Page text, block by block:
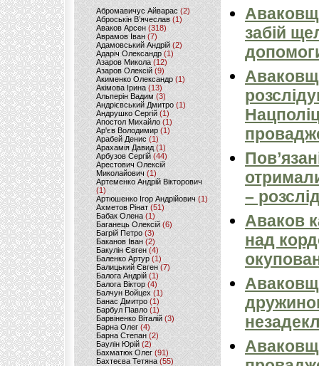
Абромавичус Айварас (2)
Аброськін В’ячеслав(1)
Аваков Арсен (318)
Аврамов Іван (7)
Адамовський Андрій(2)
Адаріч Олександр (1)
Азаров Микола (12)
Азаров Олексій (9)
Акименко Олександр(1)
Акімова Ірина(13)
Альперін Вадим (3)
Андрієвський Дмитро(1)
Андрушко Сергій(1)
Апостол Михайло(1)
Ар'єв Володимир (1)
Арабей Денис(1)
Арахамія Давид (1)
Арбузов Сергій (44)
Арестович Олексій
Миколайович(1)
Артеменко Андрій Вікторович
(1)
Артюшенко Ігор Андрійович(1)
Ахметов Рінат(51)
Бабак Олена(1)
Баганець Олексій(6)
Багрій Петро (3)
Баканов Іван(2)
Бакулін Євген (4)
Баленко Артур(1)
Балицький Євген(7)
Балога Андрій (1)
Балога Віктор (4)
Балчун Войцех (1)
Банас Дмитро (1)
Барбул Павло(1)
Барвіненко Віталій(3)
Барна Олег (4)
Барна Степан (2)
Баулін Юрій (2)
Бахматюк Олег (91)
Бахтеєва Тетяна(55)
забій
–
Аваков
над